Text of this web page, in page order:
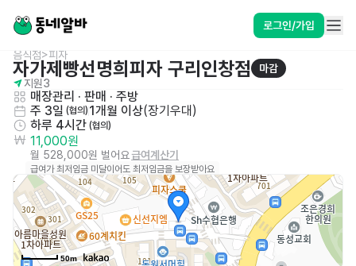
로그인/가입
음식점>피자
자가제빵선명희피자 구리인창점
마감
지원3
매장관리 · 판매 · 주방
주 3일 (협의) 1개월 이상(장기우대 )
하루 4시간 (협의)
11,000원
월 528,000원 벌어요급여계산기
급여가 최저임금 미달이어도 최저임금을 보장받아요
50m